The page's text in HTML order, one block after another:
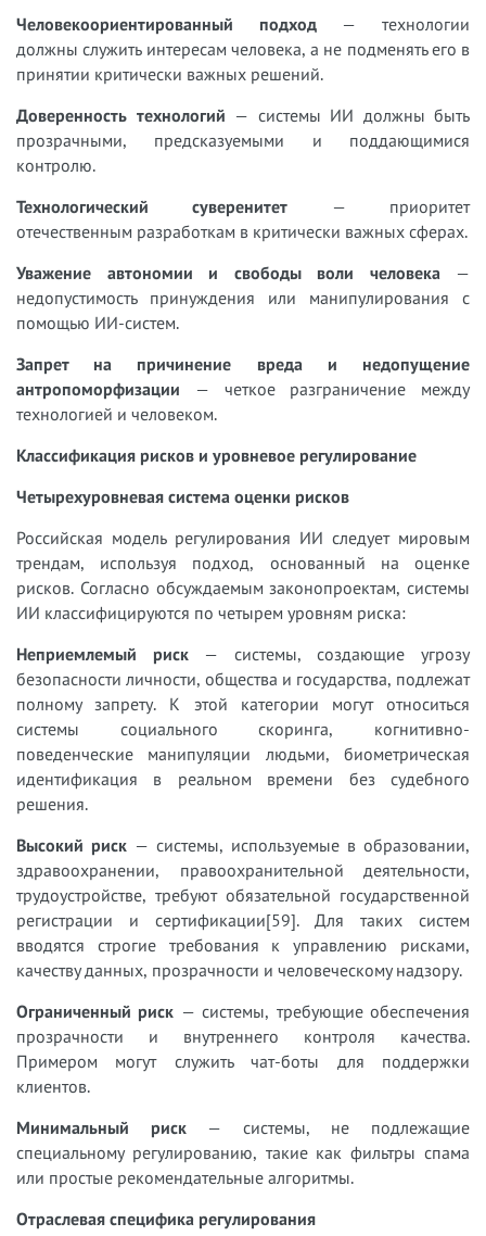
Человекоориентированный подход— технологии
должны служить интересам человека, а не подменять его в
принятии критически важных решений.
Доверенность технологий — системы ИИ должны быть
прозрачными, предсказуемыми и поддающимися
контролю.
Технологический суверенитет — приоритет
отечественным разработкам в критически важных сферах.
Уважение автономии и свободы воли человека —
недопустимость принуждения или манипулирования с
помощью ИИ-систем.
Запрет на причинение вреда и недопущение
антропоморфизации — четкое разграничение между
технологией и человеком.
Классификация рисков и уровневое регулирование
Четырехуровневая система оценки рисков
Российская модель регулирования ИИ следует мировым
трендам, используя подход, основанный на оценке
рисков. Согласно обсуждаемым законопроектам, системы
ИИ классифицируются по четырем уровням риска:
Неприемлемый риск— системы, создающие угрозу
безопасности личности, общества и государства, подлежат
полному запрету. К этой категории могут относиться
системы социального скоринга, когнитивно-
поведенческие манипуляции людьми, биометрическая
идентификация в реальном времени без судебного
решения.
Высокий риск — системы, используемые в образовании,
здравоохранении, правоохранительной деятельности,
трудоустройстве, требуют обязательной государственной
регистрации и сертификации[59]. Для таких систем
вводятся строгие требования к управлению рисками,
качеству данных, прозрачности и человеческому надзору.
Ограниченный риск — системы, требующие обеспечения
прозрачности и внутреннего контроля качества.
Примером могут служить чат-боты для поддержки
клиентов.
Минимальный риск— системы, не подлежащие
специальному регулированию, такие как фильтры спама
или простые рекомендательные алгоритмы.
Отраслевая специфика регулирования